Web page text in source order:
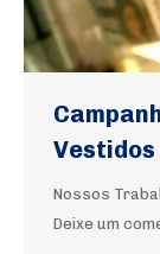
Vestidos
Nossos
Deixe um